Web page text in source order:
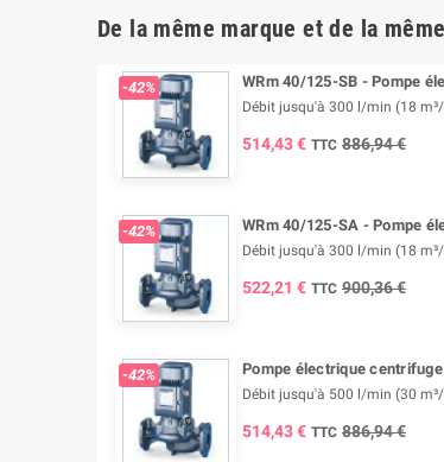
De la même marque et de la
-42% WRm 40/125-SB - Pompe
Débit jusqu'à 300 l/min (18
514,43 € TTC 886,94 €
-42% WRm 40/125-SA - Pompe
Débit jusqu'à 300 l/min (18
522,21 € TTC 900,36 €
-42% Pompe électrique
Débit jusqu'à 500 l/min (30
514,43 € TTC 886,94 €